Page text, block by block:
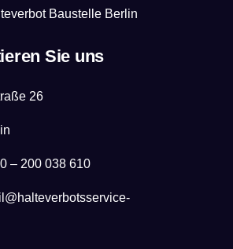
Baustelle Berlin
Sie uns
26
– 200 038 610